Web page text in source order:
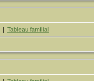
Tableau familial